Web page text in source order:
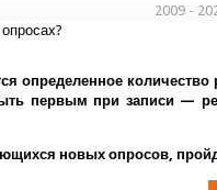
2009 -
определенное
первым при записи —
новых опросов,